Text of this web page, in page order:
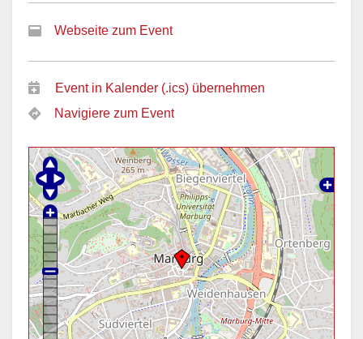
Webseite zum Event
Event in Kalender (.ics) übernehmen
Navigiere zum Event